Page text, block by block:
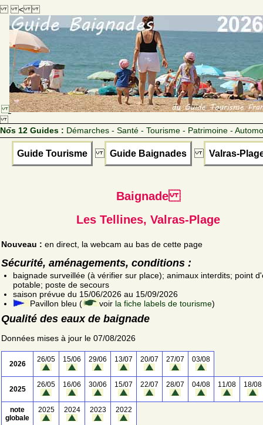
<
Nos 12 Guides : Démarches - Santé - Tourisme - Patrimoine -
Guide Tourisme Guide Baignades Valras-
Baignade
Les Tellines, Valras-Plage
Nouveau : en direct, la webcam au bas de cette page
Sécurité, aménagements, conditions :
baignade surveillée (à vérifier sur place); animaux interdits; point
potable; poste de secours
saison prévue du 15/06/2026 au 15/09/2026
Pavillon bleu (
voir la fiche labels de tourisme)
Qualité des eaux de baignade
Données mises à jour le 07/08/2026
2026
26/05 15/06 29/06 13/07 20/07 27/07 03/08
2025
26/05 16/06 30/06 15/07 22/07 28/07 04/08 11/08 18/08
note
globale
2025 2024 2023 2022